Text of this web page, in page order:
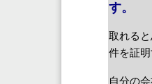
す。
取れる
件を証
自分の